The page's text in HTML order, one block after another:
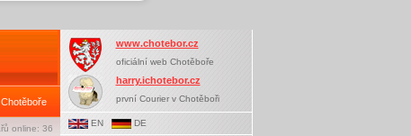
online: 36
www.chotebor.cz
oficiální web Chotěboře
harry.ichotebor.cz
první Courier v Chotěboři
EN DE